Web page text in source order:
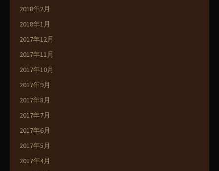
2018年2月
2018年1月
2017年12月
2017年11月
2017年10月
2017年9月
2017年8月
2017年7月
2017年6月
2017年5月
2017年4月